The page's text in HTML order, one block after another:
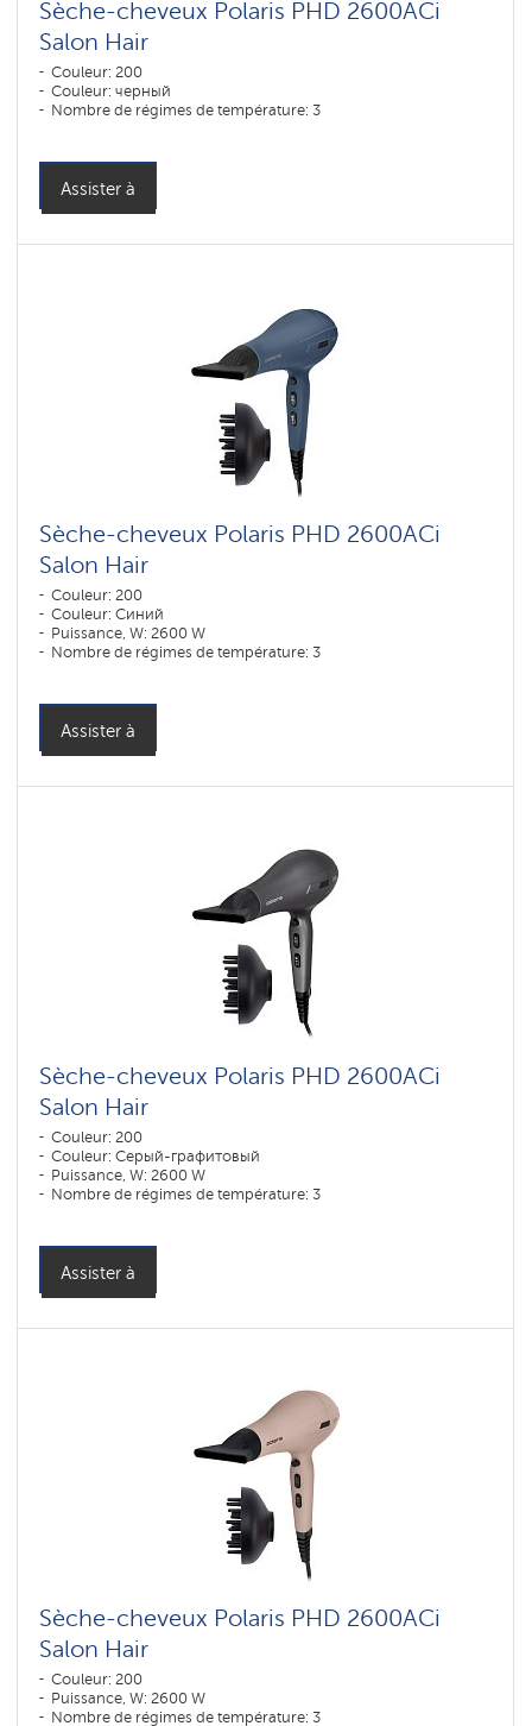
Sèche-cheveux Polaris PHD 2600AСi
Salon Hair
Couleur: 200
Couleur: черный
Nombre de régimes de température: 3
Assister à
Sèche-cheveux Polaris PHD 2600AСi
Salon Hair
Couleur: 200
Couleur: Синий
Puissance, W: 2600 W
Nombre de régimes de température: 3
Assister à
Sèche-cheveux Polaris PHD 2600AСi
Salon Hair
Couleur: 200
Couleur: Серый-графитовый
Puissance, W: 2600 W
Nombre de régimes de température: 3
Assister à
Sèche-cheveux Polaris PHD 2600AСi
Salon Hair
Couleur: 200
Puissance, W: 2600 W
Nombre de régimes de température: 3